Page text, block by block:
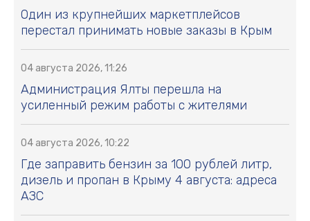
Один из крупнейших маркетплейсов
перестал принимать новые заказы в Крым
04 августа 2026, 11:26
Администрация Ялты перешла на
усиленный режим работы с жителями
04 августа 2026, 10:22
Где заправить бензин за 100 рублей литр,
дизель и пропан в Крыму 4 августа: адреса
АЗС